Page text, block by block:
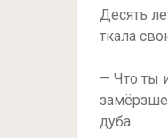
Десять
ткала
— Что ты
дуба.